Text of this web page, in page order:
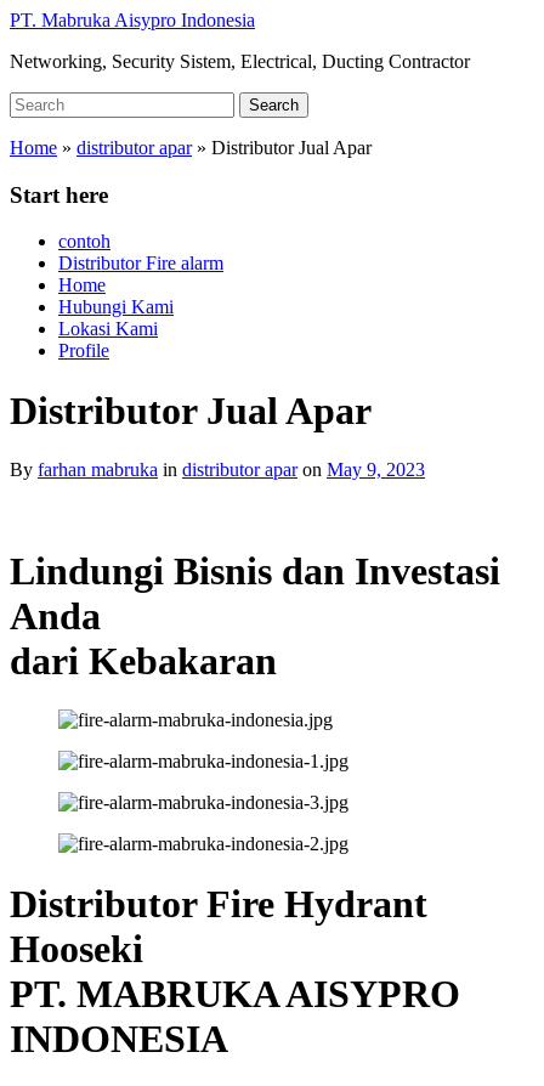
Skip
main
PT. Mabruka Aisypro Indonesia
Networking, Security Sistem, Electrical, Ducting Contractor
Search
for:
Search
Home » distributor apar» Distributor Jual Apar
Start here
contoh
Distributor Fire alarm
Home
Hubungi Kami
Lokasi Kami
Profile
Distributor Jual Apar
By farhan mabruka in distributor aparon May 9, 2023
Lindungi Bisnis dan Investasi
Anda
dari Kebakaran
Distributor Fire Hydrant
Hooseki
PT. MABRUKA AISYPRO
INDONESIA